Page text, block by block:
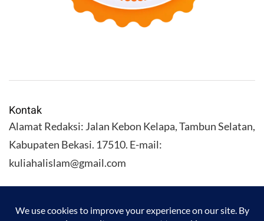
Kontak
Alamat Redaksi: Jalan Kebon Kelapa, Tambun Selatan,
Kabupaten Bekasi. 17510. E-mail:
kuliahalislam@gmail.com